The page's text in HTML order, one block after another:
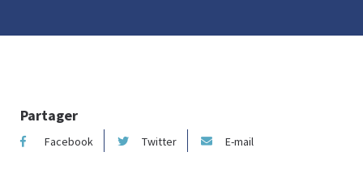
Partager
Facebook Twitter E-mail